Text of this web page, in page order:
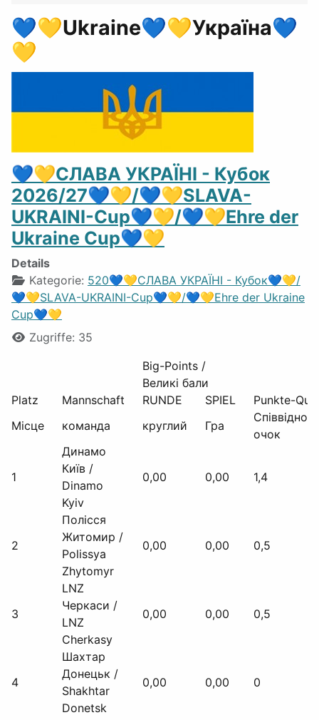
💙💛Ukraine💙💛Україна💙
💛
💙💛СЛАВА УКРАЇНІ - Кубок
2026/27💙💛/💙💛SLAVA-
UKRAINI-Cup💙💛/💙💛Ehre der
Ukraine Cup💙💛
Details
Kategorie: 520💙💛СЛАВА УКРАЇНІ - Кубок💙💛/
💙💛SLAVA-UKRAINI-Cup💙💛/💙💛Ehre der Ukraine
Cup💙💛
Zugriffe: 35
Big-Points /
Великі бали
Platz
Mannschaft RUNDE SPIEL
Punkte-
Місце
команда круглий Гра
очок
1
Динамо
Київ /
Dinamo
Kyiv
0,00 0,00 1,4
2
Полісся
Житомир /
Polissya
Zhytomyr
0,00 0,00 0,5
3
LNZ
Черкаси /
LNZ
Cherkasy
0,00 0,00 0,5
4
Шахтар
Донецьк /
Shakhtar
Donetsk
0,00 0,00 0